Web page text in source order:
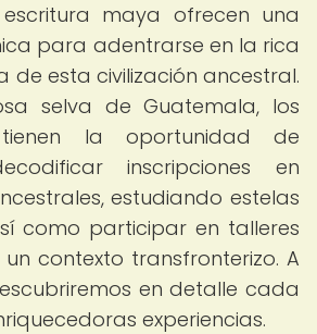
maya ofrecen una
para adentrarse en la rica
de esta civilización ancestral.
selva de Guatemala, los
tienen la oportunidad de
inscripciones en
estudiando estelas
como participar en talleres
contexto transfronterizo. A
en detalle cada
experiencias.